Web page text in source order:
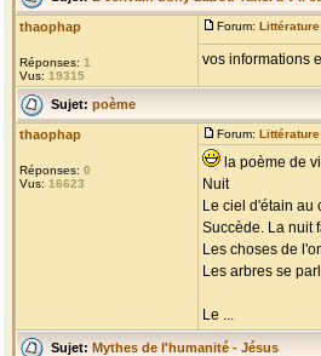
thaophap
Réponses: 1
Vus: 19315
Forum:
vos informations
Sujet: poème
thaophap
Réponses: 0
Vus: 16623
Forum:
la poème de
Nuit
Le ciel d'étain au
Succède. La nuit
Les choses de
Les arbres se
Le ...
Sujet: Mythes de l'humanité - Jésus